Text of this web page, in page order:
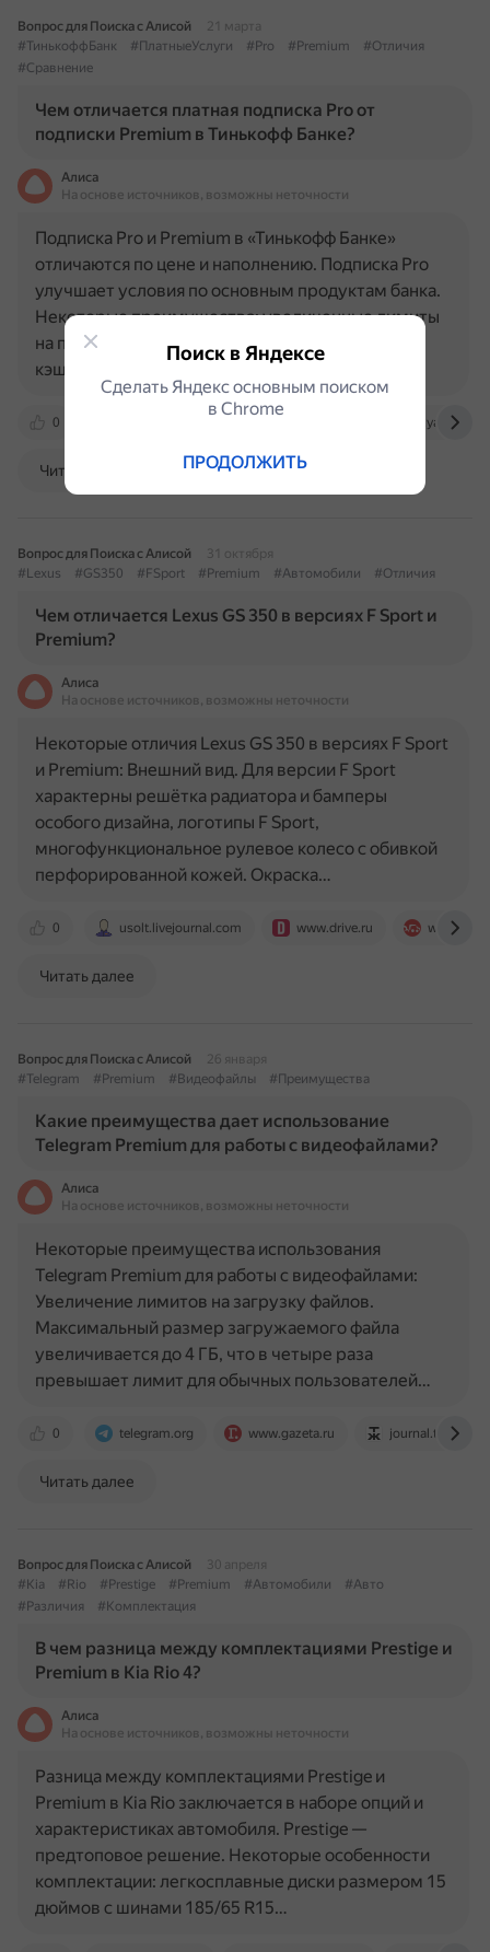
Вопрос для Поиска с Алисой
21 марта
#ТинькоффБанк
#ПлатныеУслуги #Pro #Premium
#Отличия
#Сравнение
Чем отличается платная подписка Pro от
подписки Premium в Тинькофф Банке?
Алиса
На основе источников, возможны неточности
0 300.ya.ru
Подписка Pro и Premium в «Тинькофф Банке»
отличаются по цене и наполнению. Подписка Pro
улучшает условия по основным продуктам банка.
Некоторые преимущества: увеличенные лимиты
на переводы с кредитки без комиссии; больше
кэшбэка за авиабилеты…
Читать далее
Вопрос для Поиска с Алисой
31 октября
#Lexus
#GS350 #FSport #Premium #Автомобили #Отличия
Чем отличается Lexus GS 350 в версиях F Sport и
Premium?
Алиса
На основе источников, возможны неточности
0 usolt.livejournal.com www.drive.ru
Некоторые отличия Lexus GS 350 в версиях F Sport
и Premium: Внешний вид. Для версии F Sport
характерны решётка радиатора и бамперы
особого дизайна, логотипы F Sport,
многофункциональное рулевое колесо с обивкой
перфорированной кожей. Окраска…
Читать далее
Вопрос для Поиска с Алисой
26 января
#Telegram
#Premium #Видеофайлы #Преимущества
Какие преимущества дает использование
Telegram Premium для работы с видеофайлами?
Алиса
На основе источников, возможны неточности
0 telegram.org www.gazeta.ru journal.tinkoff.ru
Некоторые преимущества использования
Telegram Premium для работы с видеофайлами:
Увеличение лимитов на загрузку файлов.
Максимальный размер загружаемого файла
увеличивается до 4 ГБ, что в четыре раза
превышает лимит для обычных пользователей…
Читать далее
Вопрос для Поиска с Алисой
30 апреля
#Kia
#Rio #Prestige #Premium #Автомобили
#Авто
#Различия
#Комплектация
В чем разница между комплектациями Prestige и
Premium в Kia Rio 4?
Алиса
На основе источников, возможны неточности
Разница между комплектациями Prestige и
Premium в Kia Rio заключается в наборе опций и
характеристиках автомобиля. Prestige —
предтоповое решение. Некоторые особенности
комплектации: легкосплавные диски размером 15
дюймов с шинами 185/65 R15…
Поиск в Яндексе
Сделать Яндекс основным поиском
в Сhrome
ПРОДОЛЖИТЬ